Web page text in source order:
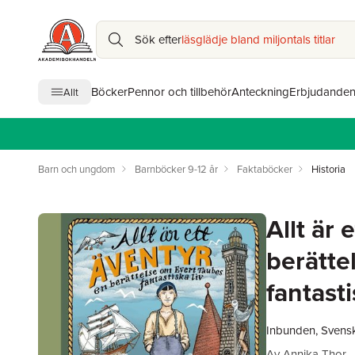
Sök efterläsglädje bland miljontals titlar
Allt BöckerPennor och tillbehörAnteckningErbjudanden
Barn och ungdom Barnböcker 9-12 år Faktaböcker Historia
Allt är
Inbunden,